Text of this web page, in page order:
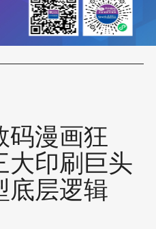
码漫画狂
大印刷巨头
底层逻辑